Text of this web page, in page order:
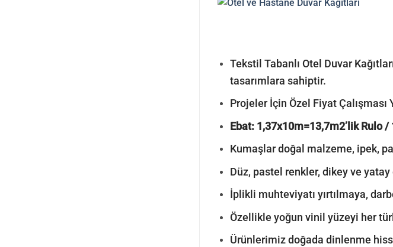
Tekstil Tabanlı Otel Duvar
tasarımlara sahiptir.
Projeler İçin Özel Fiyat Çalışması
Ebat: 1,37x10m=13,7m2’lik Rulo
Kumaşlar doğal malzeme, ipek,
Düz, pastel renkler, dikey ve
İplikli muhteviyatı yırtılmaya,
Özellikle yoğun vinil yüzeyi her
Ürünlerimiz doğada dinlenme